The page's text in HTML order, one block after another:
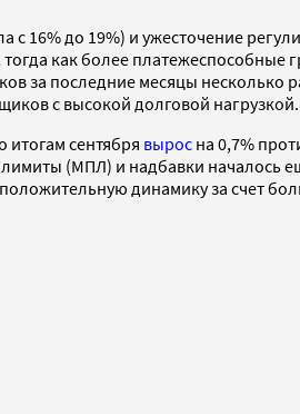
16% до 19%) и ужесточение
как более
за последние месяцы несколько
с высокой долговой нагрузкой.
сентября вырос на 0,7%
(МПЛ) и надбавки началось
динамику за счет